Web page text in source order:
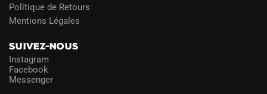
Politique de Retours
Mentions Légales
SUIVEZ-NOUS
Instagram
Facebook
Messenger